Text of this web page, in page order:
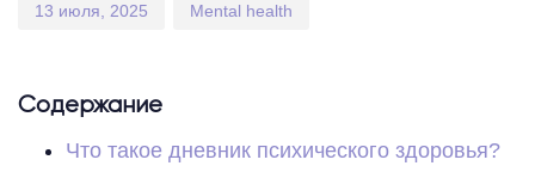
13 июля, 2025 Mental health
Содержание
Что такое дневник психического здоровья?